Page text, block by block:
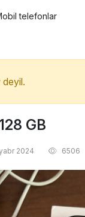
telefonlar
deyil.
GB
2024 6506